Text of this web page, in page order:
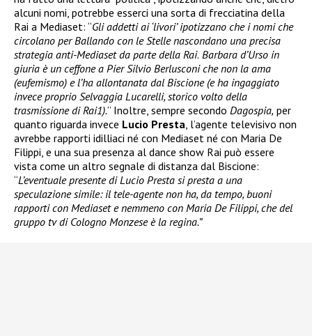
alcuni nomi, potrebbe esserci una sorta di frecciatina della
Rai a Mediaset: “Gli addetti ai ‘livori’ ipotizzano che i nomi che
circolano per Ballando con le Stelle nascondano una precisa
strategia anti-Mediaset da parte della Rai. Barbara d’Urso in
giuria è un ceffone a Pier Silvio Berlusconi che non la ama
(eufemismo) e l’ha allontanata dal Biscione (e ha ingaggiato
invece proprio Selvaggia Lucarelli, storico volto della
trasmissione di Rai1).” Inoltre, sempre secondo Dagospia, per
quanto riguarda invece Lucio Presta, l’agente televisivo non
avrebbe rapporti idilliaci né con Mediaset né con Maria De
Filippi, e una sua presenza al dance show Rai può essere
vista come un altro segnale di distanza dal Biscione:
“L’eventuale presente di Lucio Presta si presta a una
speculazione simile: il tele-agente non ha, da tempo, buoni
rapporti con Mediaset e nemmeno con Maria De Filippi, che del
gruppo tv di Cologno Monzese è la regina.”